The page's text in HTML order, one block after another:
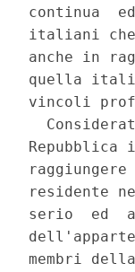
continua
italiani
anche in
quella
vincoli
residente
serio  ed
membri